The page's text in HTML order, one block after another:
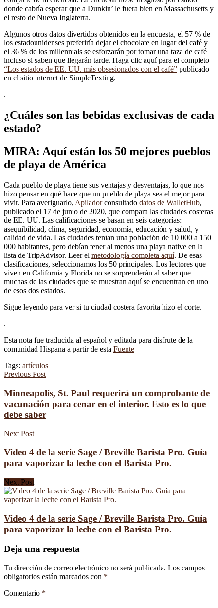
donde cabría esperar que a Dunkin’ le fuera bien en Massachusetts y
el resto de Nueva Inglaterra.
Algunos otros datos divertidos obtenidos en la encuesta, el 57 % de
los estadounidenses preferiría dejar el chocolate en lugar del café y
el 36 % de los millennials se esforzarán por tomar una taza de café
incluso si saben que llegarán tarde. Haga clic aquí para el completo
“Los estados de EE. UU. más obsesionados con el café” publicado
en el sitio internet de SimpleTexting.
.
¿Cuáles son las bebidas exclusivas de cada
estado?
MIRA: Aquí están los 50 mejores pueblos
de playa de América
Cada pueblo de playa tiene sus ventajas y desventajas, lo que nos
hizo pensar en qué hace que un pueblo de playa sea el mejor para
vivir. Para averiguarlo, Apiladorconsultado datos de WalletHub,
publicado el 17 de junio de 2020, que compara las ciudades costeras
de EE. UU. Las calificaciones se basan en seis categorías:
asequibilidad, clima, seguridad, economía, educación y salud, y
calidad de vida. Las ciudades tenían una población de 10 000 a 150
000 habitantes, pero debían tener al menos una playa native en la
lista de TripAdvisor. Leer el metodología completa aquí. De esas
clasificaciones, seleccionamos los 50 principales. Los lectores que
viven en California y Florida no se sorprenderán al saber que
muchas de las ciudades que se muestran aquí se encuentran en uno
de esos dos estados.
Sigue leyendo para ver si tu ciudad costera favorita hizo el corte.
.
Esta nota fue traducida al español y editada para disfrute de la
comunidad Hispana a partir de esta Fuente
Tags: artículos
Previous Post
Minneapolis, St. Paul requerirá un comprobante de
vacunación para cenar en el interior. Esto es lo que
debe saber
Next Post
Video 4 de la serie Sage / Breville Barista Pro. Guía
para vaporizar la leche con el Barista Pro.
Next Post
Video 4 de la serie Sage / Breville Barista Pro. Guía
para vaporizar la leche con el Barista Pro.
Deja una respuesta
Tu dirección de correo electrónico no será publicada. Los campos
obligatorios están marcados con *
Comentario *